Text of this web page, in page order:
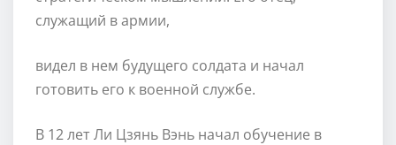
служащий в армии,
видел в нем будущего солдата и начал
готовить его к военной службе.
В 12 лет Ли Цзянь Вэнь начал обучение в